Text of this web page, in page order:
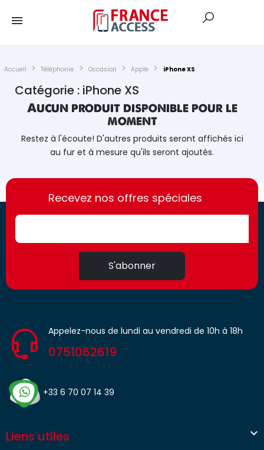
Accueil Téléphonie Occasion Apple iPhone XS
Catégorie : iPhone XS
Aucun produit disponible pour le
moment
Restez à l'écoute! D'autres produits seront affichés ici
au fur et à mesure qu'ils seront ajoutés.
https://france-
access.fr
https://france-
access.fr
Recevez nos offres spéciales
S'abonner
Appelez-nous de lundi au vendredi de 10h à 18h
0751062619
+33 6 70 07 14 39
Liens utiles 